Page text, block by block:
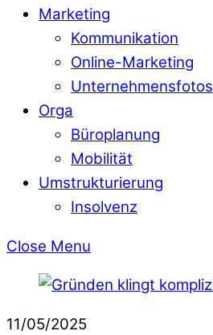
Marketing
Kommunikation
Online-Marketing
Unternehmensfotos
Orga
Büroplanung
Mobilität
Umstrukturierung
Insolvenz
Close Menu
11/05/2025